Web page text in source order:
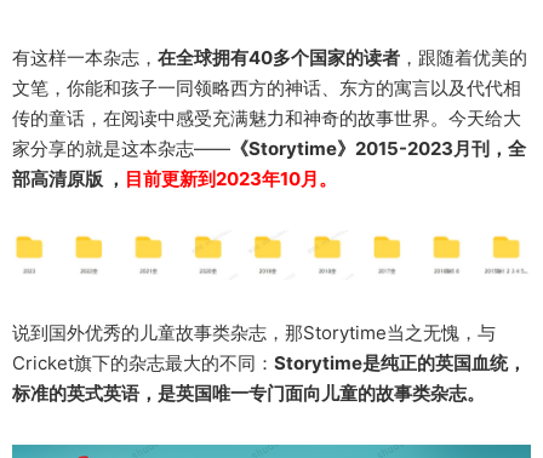
有这样一本杂志， 在全球拥有40多个国家的读者 ，跟随着优美的
文笔，你能和孩子一同领略西方的神话、东方的寓言以及代代相
传的童话，在阅读中感受充满魅力和神奇的故事世界。今天给大
家分享的就是这本杂志—— 《Storytime》2015-2023月刊，全
部高清原版 ， 目前更新到2023年10月。
说到国外优秀的儿童故事类杂志，那Storytime当之无愧，与
Cricket旗下的杂志最大的不同： Storytime是纯正的英国血统，
标准的英式英语，是英国唯一专门面向儿童的故事类杂志。